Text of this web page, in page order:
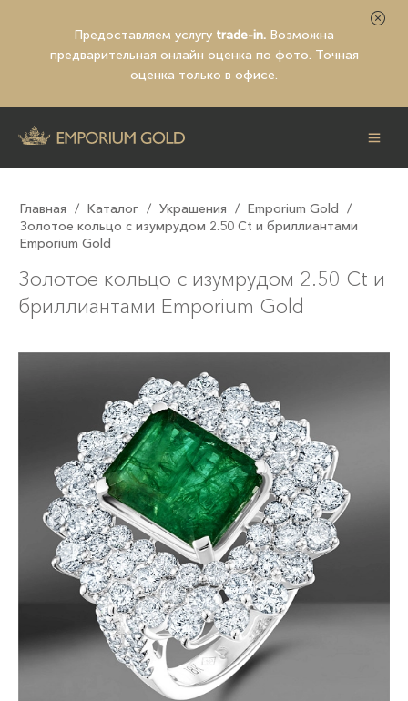
Предоставляем услугу trade-in. Возможна
предварительная онлайн оценка по фото. Точная
оценка только в офисе.
Главная / Каталог / Украшения / Emporium Gold /
Золотое кольцо с изумрудом 2.50 Ct и бриллиантами
Emporium Gold
Золотое кольцо с изумрудом 2.50 Ct и
бриллиантами Emporium Gold